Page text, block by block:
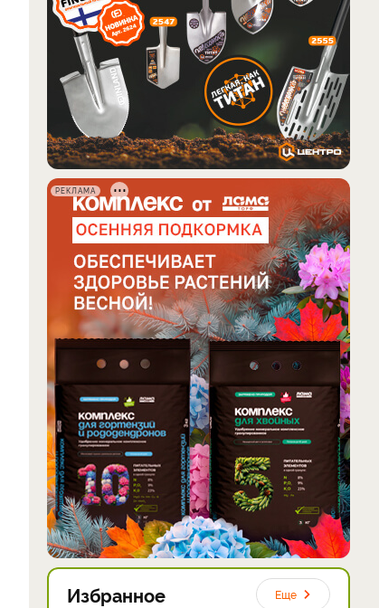
РЕКЛАМА
Избранное Еще